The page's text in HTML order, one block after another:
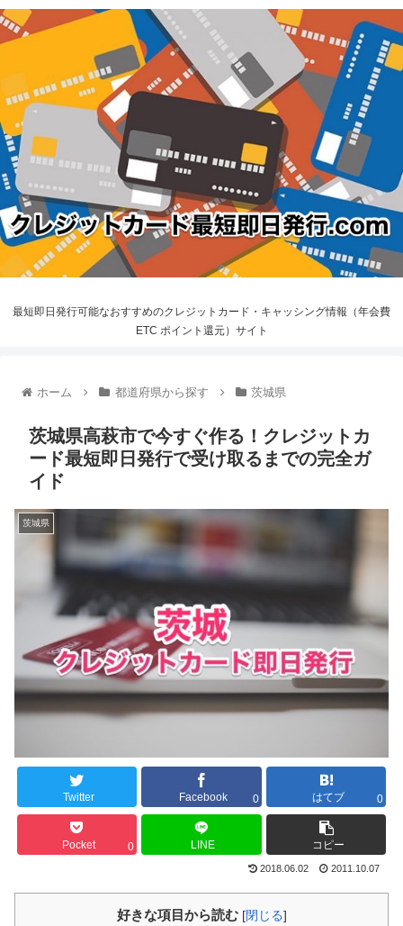
最短即日発行可能なおすすめのクレジットカード・キャッシング情報（年会費
ETC ポイント還元）サイト
ホーム 都道府県から探す 茨城県
茨城県高萩市で今すぐ作る！クレジットカ
ード最短即日発行で受け取るまでの完全ガ
イド
茨城県
Twitter Facebook 0 はてブ 0
Pocket 0 LINE コピー
2018.06.02 2011.10.07
好きな項目から読む [閉じる]